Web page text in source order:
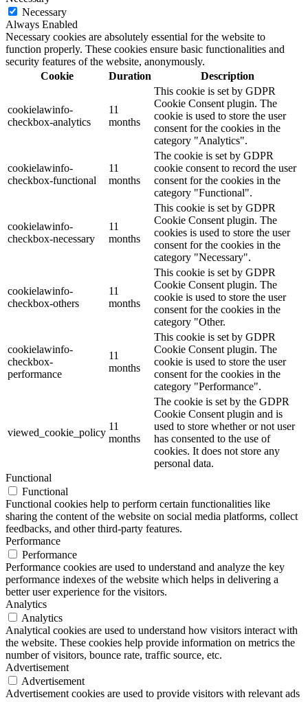
Necessary
Always Enabled
Necessary cookies are absolutely essential for the website to
function properly. These cookies ensure basic functionalities and
security features of the website, anonymously.
Cookie
Duration Description
cookielawinfo-
checkbox-analytics
11
months
This cookie is set by GDPR
Cookie Consent plugin. The
cookie is used to store the user
consent for the cookies in the
category "Analytics".
cookielawinfo-
checkbox-functional
11
months
The cookie is set by GDPR
cookie consent to record the user
consent for the cookies in the
category "Functional".
cookielawinfo-
checkbox-necessary
11
months
This cookie is set by GDPR
Cookie Consent plugin. The
cookies is used to store the user
consent for the cookies in the
category "Necessary".
cookielawinfo-
checkbox-others
11
months
This cookie is set by GDPR
Cookie Consent plugin. The
cookie is used to store the user
consent for the cookies in the
category "Other.
cookielawinfo-
checkbox-
performance
11
months
This cookie is set by GDPR
Cookie Consent plugin. The
cookie is used to store the user
consent for the cookies in the
category "Performance".
viewed_cookie_policy
11
months
The cookie is set by the GDPR
Cookie Consent plugin and is
used to store whether or not user
has consented to the use of
cookies. It does not store any
personal data.
Functional
Functional
Functional cookies help to perform certain functionalities like
sharing the content of the website on social media platforms, collect
feedbacks, and other third-party features.
Performance
Performance
Performance cookies are used to understand and analyze the key
performance indexes of the website which helps in delivering a
better user experience for the visitors.
Analytics
Analytics
Analytical cookies are used to understand how visitors interact with
the website. These cookies help provide information on metrics the
number of visitors, bounce rate, traffic source, etc.
Advertisement
Advertisement
Advertisement cookies are used to provide visitors with relevant ads